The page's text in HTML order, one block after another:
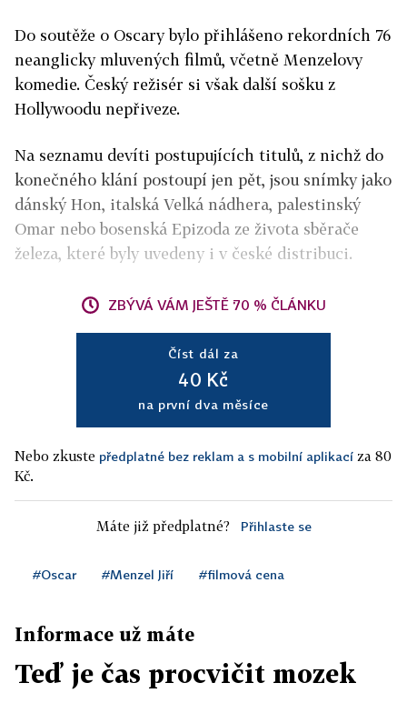
Do soutěže o Oscary bylo přihlášeno rekordních 76
neanglicky mluvených filmů, včetně Menzelovy
komedie. Český režisér si však další sošku z
Hollywoodu nepřiveze.
Na seznamu devíti postupujících titulů, z nichž do
konečného klání postoupí jen pět, jsou snímky jako
dánský Hon, italská Velká nádhera, palestinský
Omar nebo bosenská Epizoda ze života sběrače
železa, které byly uvedeny i v české distribuci.
ZBÝVÁ VÁM JEŠTĚ 70 % ČLÁNKU
Číst dál za
40 Kč
na první dva měsíce
Nebo zkuste předplatné bez reklam a s mobilní aplikací za 80
Kč.
Máte již předplatné? Přihlaste se
#Oscar #Menzel Jiří #filmová cena
Informace už máte
Teď je čas procvičit mozek